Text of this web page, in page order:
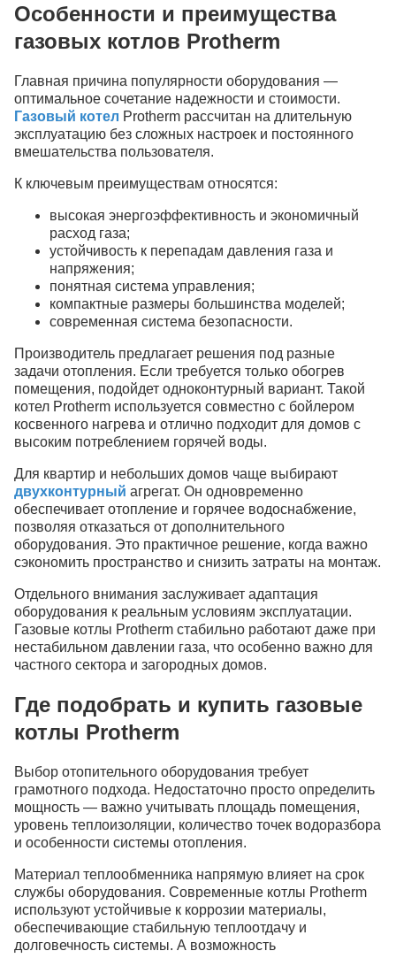
Особенности и преимущества
газовых котлов Protherm
Главная причина популярности оборудования —
оптимальное сочетание надежности и стоимости.
Газовый котел Рrotherm рассчитан на длительную
эксплуатацию без сложных настроек и постоянного
вмешательства пользователя.
К ключевым преимуществам относятся:
высокая энергоэффективность и экономичный
расход газа;
устойчивость к перепадам давления газа и
напряжения;
понятная система управления;
компактные размеры большинства моделей;
современная система безопасности.
Производитель предлагает решения под разные
задачи отопления. Если требуется только обогрев
помещения, подойдет одноконтурный вариант. Такой
котел Рrotherm используется совместно с бойлером
косвенного нагрева и отлично подходит для домов с
высоким потреблением горячей воды.
Для квартир и небольших домов чаще выбирают
двухконтурный агрегат. Он одновременно
обеспечивает отопление и горячее водоснабжение,
позволяя отказаться от дополнительного
оборудования. Это практичное решение, когда важно
сэкономить пространство и снизить затраты на монтаж.
Отдельного внимания заслуживает адаптация
оборудования к реальным условиям эксплуатации.
Газовые котлы Protherm стабильно работают даже при
нестабильном давлении газа, что особенно важно для
частного сектора и загородных домов.
Где подобрать и купить газовые
котлы Protherm
Выбор отопительного оборудования требует
грамотного подхода. Недостаточно просто определить
мощность — важно учитывать площадь помещения,
уровень теплоизоляции, количество точек водоразбора
и особенности системы отопления.
Материал теплообменника напрямую влияет на срок
службы оборудования. Современные котлы Рrotherm
используют устойчивые к коррозии материалы,
обеспечивающие стабильную теплоотдачу и
долговечность системы. А возможность